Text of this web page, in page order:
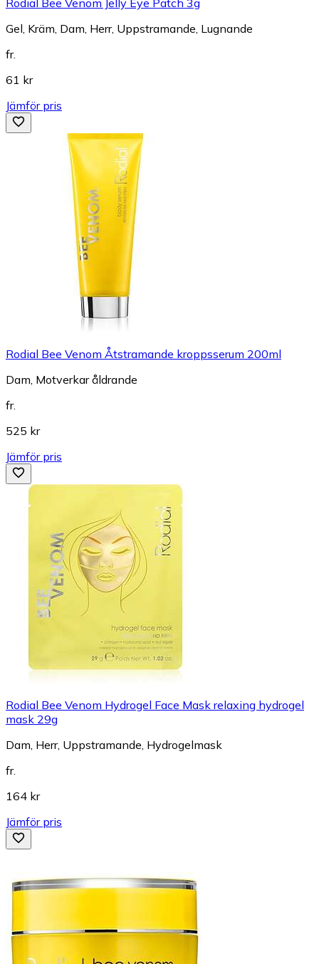
Rodial Bee Venom Jelly Eye Patch 3g
Gel, Kräm, Dam, Herr, Uppstramande, Lugnande
fr.
61 kr
Jämför pris
Rodial Bee Venom Åtstramande kroppsserum 200ml
Dam, Motverkar åldrande
fr.
525 kr
Jämför pris
Rodial Bee Venom Hydrogel Face Mask relaxing hydrogel
mask 29g
Dam, Herr, Uppstramande, Hydrogelmask
fr.
164 kr
Jämför pris